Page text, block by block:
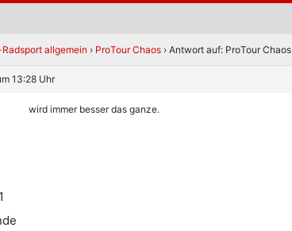
allgemein › ProTour Chaos › Antwort auf: ProTour Chaos
13:28 Uhr
wird immer besser das ganze.